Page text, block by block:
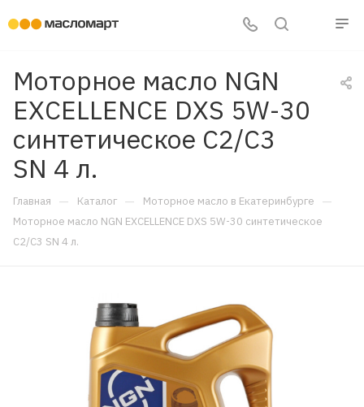
Моторное масло NGN
EXCELLENCE DXS 5W-30
синтетическое С2/C3
SN 4 л.
Главная — Каталог — Моторное масло в Екатеринбурге —
Моторное масло NGN EXCELLENCE DXS 5W-30 синтетическое
С2/C3 SN 4 л.